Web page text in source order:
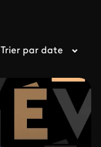
Trier par date